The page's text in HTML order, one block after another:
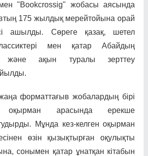
"Bookcrossig" жобасы аясында
175 жылдық мерейтойына орай
ашылды. Сөреге қазақ, шетел
мен қатар Абайдың
және ақын туралы зерттеу
форматтағыв жобалардың бірі
оқырман арасында ерекше
Мұнда кез-келген оқырман
өзін қызықтырған оқулықты
сонымен қатар ұнатқан кітабын